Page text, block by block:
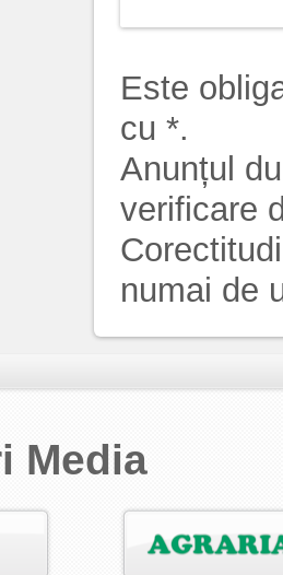
Este
cu *.
Anunțul
verificare
numai de
Media